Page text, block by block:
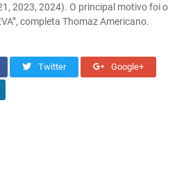
2023, 2024). O principal motivo foi o
completa Thomaz Americano.
Twitter Google+